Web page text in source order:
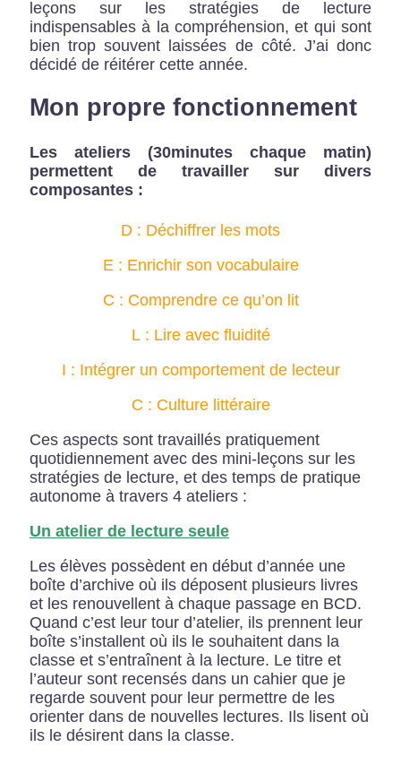
leçons sur les stratégies de lecture
indispensables à la compréhension, et qui sont
bien trop souvent laissées de côté. J’ai donc
décidé de réitérer cette année.
Mon propre fonctionnement
Les ateliers (30minutes chaque matin)
permettent de travailler sur divers
composantes :
D : Déchiffrer les mots
E : Enrichir son vocabulaire
C : Comprendre ce qu’on lit
L : Lire avec fluidité
I : Intégrer un comportement de lecteur
C : Culture littéraire
Ces aspects sont travaillés pratiquement
quotidiennement avec des mini-leçons sur les
stratégies de lecture, et des temps de pratique
autonome à travers 4 ateliers :
Un atelier de lecture seule
Les élèves possèdent en début d’année une
boîte d’archive où ils déposent plusieurs livres
et les renouvellent à chaque passage en BCD.
Quand c’est leur tour d’atelier, ils prennent leur
boîte s’installent où ils le souhaitent dans la
classe et s’entraînent à la lecture. Le titre et
l’auteur sont recensés dans un cahier que je
regarde souvent pour leur permettre de les
orienter dans de nouvelles lectures. Ils lisent où
ils le désirent dans la classe.